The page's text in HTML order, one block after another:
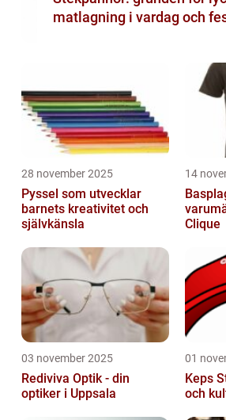
matlagning i vardag och
28 november 2025
Pyssel som utvecklar
barnets kreativitet och
självkänsla
14
Clique
03 november 2025
Rediviva Optik - din
optiker i Uppsala
01
Keps
och